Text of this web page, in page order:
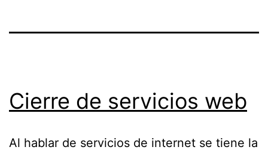
Cierre de servicios web
Al hablar de servicios de internet se tiene la